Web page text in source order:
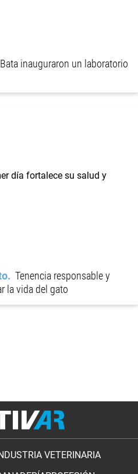
inauguraron un laboratorio
Tenencia responsable y
la vida del gato
VETERINARIA